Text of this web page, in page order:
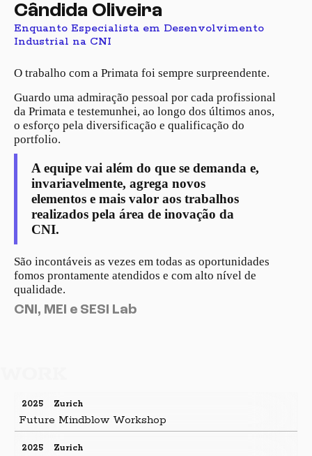
Instagram
Cândida Oliveira
Enquanto Especialista em Desenvolvimento
Industrial na CNI
O trabalho com a Primata foi sempre surpreendente.
Guardo uma admiração pessoal por cada profissional
da Primata e testemunhei, ao longo dos últimos anos,
o esforço pela diversificação e qualificação do
portfolio.
A equipe vai além do que se demanda e,
invariavelmente, agrega novos
elementos e mais valor aos trabalhos
realizados pela área de inovação da
CNI.
São incontáveis as vezes em todas as oportunidades
fomos prontamente atendidos e com alto nível de
qualidade.
CNI, MEI e SESI Lab
2025 Zurich
Future Mindblow Workshop
2025 Zurich